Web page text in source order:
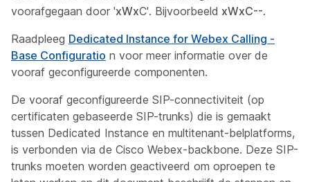
voorafgegaan door 'xWxC'. Bijvoorbeeld xWxC--.
Raadpleeg Dedicated Instance for Webex Calling -
Base Configuratio n voor meer informatie over de
vooraf geconfigureerde componenten.
De vooraf geconfigureerde SIP-connectiviteit (op
certificaten gebaseerde SIP-trunks) die is gemaakt
tussen Dedicated Instance en multitenant-belplatforms,
is verbonden via de Cisco Webex-backbone. Deze SIP-
trunks moeten worden geactiveerd om oproepen te